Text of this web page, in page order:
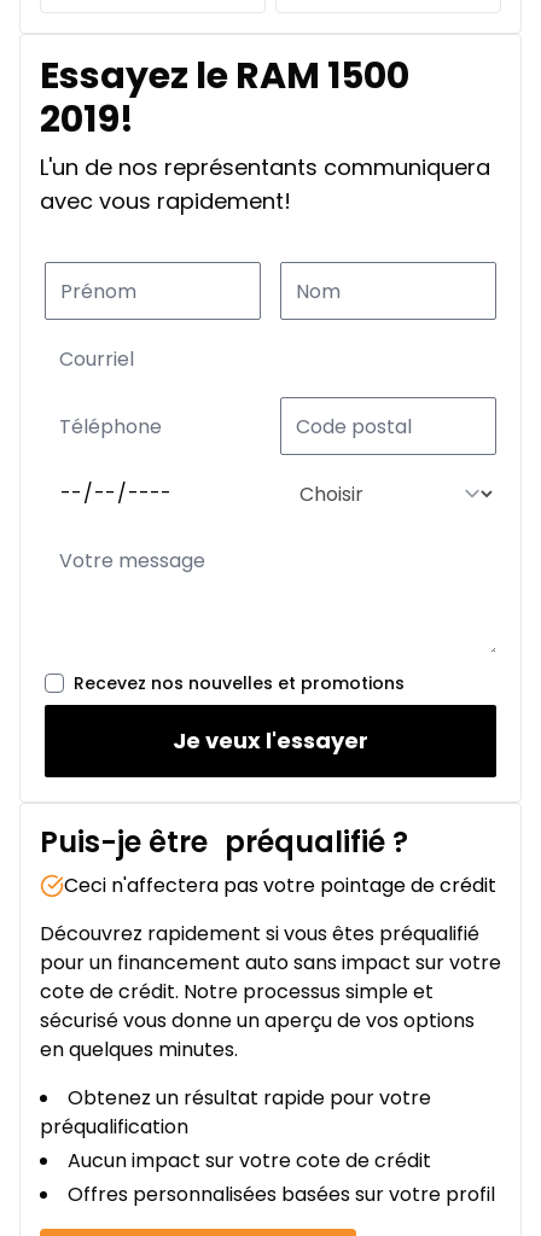
Essayez le RAM 1500
2019!
L'un de nos représentants communiquera
avec vous rapidement!
Recevez nos nouvelles et promotions
Je veux l'essayer
Puis-je être préqualifié ?
Ceci n'affectera pas votre pointage de crédit
Découvrez rapidement si vous êtes préqualifié
pour un financement auto sans impact sur votre
cote de crédit. Notre processus simple et
sécurisé vous donne un aperçu de vos options
en quelques minutes.
Obtenez un résultat rapide pour votre
préqualification
Aucun impact sur votre cote de crédit
Offres personnalisées basées sur votre profil